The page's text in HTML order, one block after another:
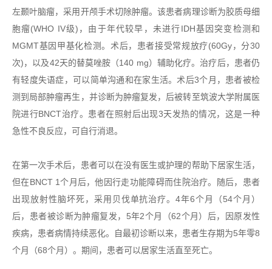
左颞叶脑瘤，采用开颅手术切除肿瘤。该患者病理诊断为胶质母细
胞瘤(WHO IV级)，由于年代较早，未进行IDH基因突变检测和
MGMT基因甲基化检测。术后，患者接受常规放疗(60Gy，分30
次)，以及42天的替莫唑胺（140 mg）辅助化疗。治疗后，患者仍
有轻度失语症，可以简单沟通和在家生活。术后3个月，患者被检
测到局部肿瘤再生，并诊断为肿瘤复发，后被转至筑波大学附属医
院进行BNCT治疗。患者在照射后出现3天发热的情况，这是一种
急性不良反应，可自行消退。
在第一次手术后，患者可以在没有医生或护理的帮助下居家生活，
但在BNCT 1个月后，他因行走功能障碍而住院治疗。随后，患者
出现放射性脑坏死，采用贝伐单抗治疗。4年6个月（54个月）
后，患者被诊断为肿瘤复发，5年2个月（62个月）后，因原发性
疾病，患者病情持续恶化。自最初诊断以来，患者生存期为5年零8
个月（68个月）。期间，患者可以居家生活直至死亡。